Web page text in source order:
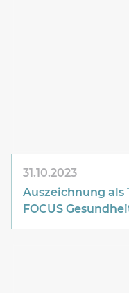
31.10.2023
Auszeichnung
FOCUS